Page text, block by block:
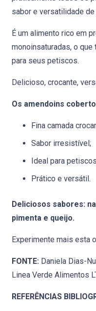
sabor e versatilidade de
É um alimento rico em
monoinsaturadas, o
para seus petiscos.
Delicioso, crocante,
Os amendoins
Fina camada
Sabor irresistível;
Ideal para
Prático e versátil.
Deliciosos sabores:
pimenta e queijo.
Experimente mais esta
FONTE: Daniela Dias-
Linea Verde Alimentos
REFERÊNCIAS